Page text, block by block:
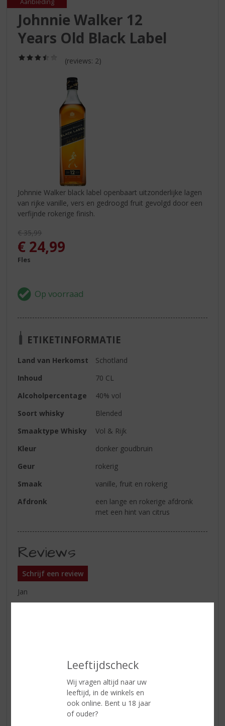
Leeftijdscheck
Wij vragen altijd naar uw
leeftijd, in de winkels en
ook online. Bent u 18 jaar
of ouder?
Aanbieding
Johnnie Walker 12
Years Old Black Label
/
(reviews: 2)
Johnnie Walker black label openbaart uitzonderlijke lagen
van rijke vanille, vers en gedroogd fruit gevolgd door een
verfijnde rokerige finish.
Originele prijs was:
€35,99
, Huidige prijs is:
€ 24,99
Fles
ETIKETINFORMATIE
Land van Herkomst
Schotland
Inhoud
70 CL
Alcoholpercentage
40% vol
Soort whisky
Blended
Smaaktype Whisky
Vol & Rijk
Kleur
donker goudbruin
Geur
rokerig
Smaak
vanille, fruit en rokerig
Afdronk
een lange en rokerige afdronk
met een hint van citrus
Reviews
Schrijf een review
Jan
08-06-2025
Was goed te drinken ook goed advies gehad
Pim van Gompel
(3,0